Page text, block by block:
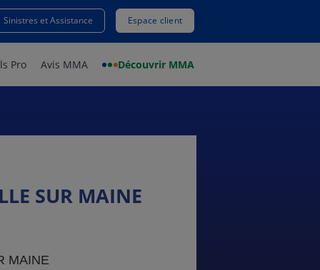
Sinistres et Assistance Espace client
Pro Avis MMA Découvrir MMA
SUR MAINE
MAINE